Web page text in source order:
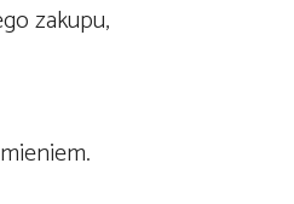
zakupu,